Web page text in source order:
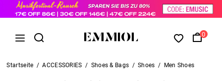
0
Startseite / ACCESSORIES / Shoes & Bags / Shoes / Men Shoes